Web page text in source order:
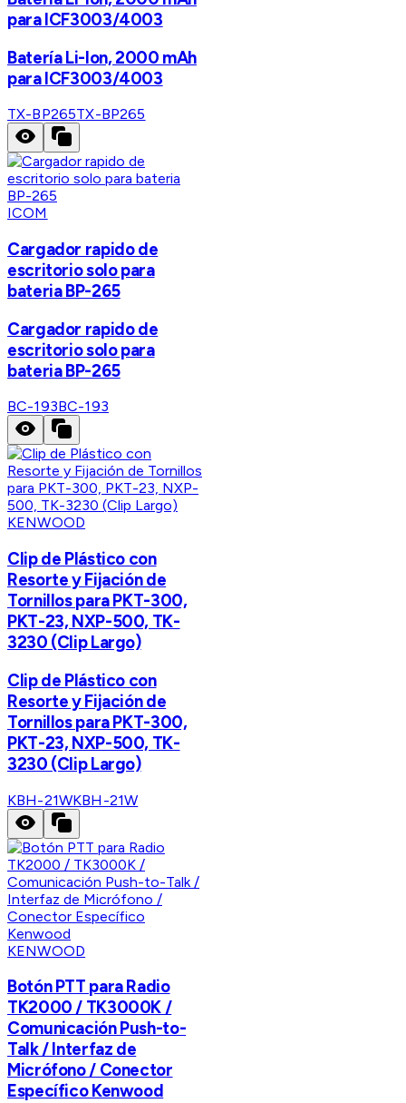
para ICF3003/4003
Batería Li-lon, 2000 mAh
para ICF3003/4003
TX-BP265TX-BP265
ICOM
Cargador rapido de
escritorio solo para
bateria BP-265
Cargador rapido de
escritorio solo para
bateria BP-265
BC-193BC-193
KENWOOD
Clip de Plástico con
Resorte y Fijación de
Tornillos para PKT-300,
PKT-23, NXP-500, TK-
3230 (Clip Largo)
Clip de Plástico con
Resorte y Fijación de
Tornillos para PKT-300,
PKT-23, NXP-500, TK-
3230 (Clip Largo)
KBH-21WKBH-21W
KENWOOD
Botón PTT para Radio
TK2000 / TK3000K /
Comunicación Push-to-
Talk / Interfaz de
Micrófono / Conector
Específico Kenwood